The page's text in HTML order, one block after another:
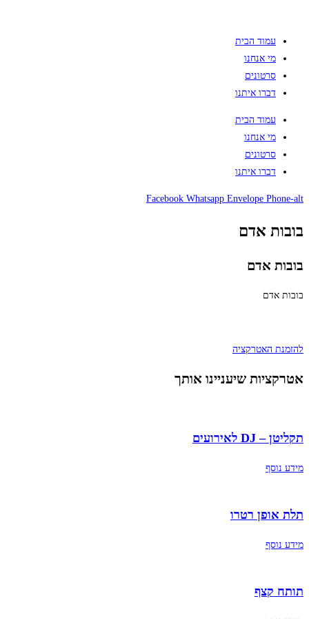
עמוד הבית
מי אנחנו
סרטונים
דברו איתנו
עמוד הבית
מי אנחנו
סרטונים
דברו איתנו
Facebook Whatsapp Envelope Phone-alt
בובות אדם
בובות אדם
בובות אדם
להזמנת האטרקציה
אטרקציות שיעניינו אותך
תקליטן – DJ לאירועים
מידע נוסף
תלת אופן רטרו
מידע נוסף
תותח קצף